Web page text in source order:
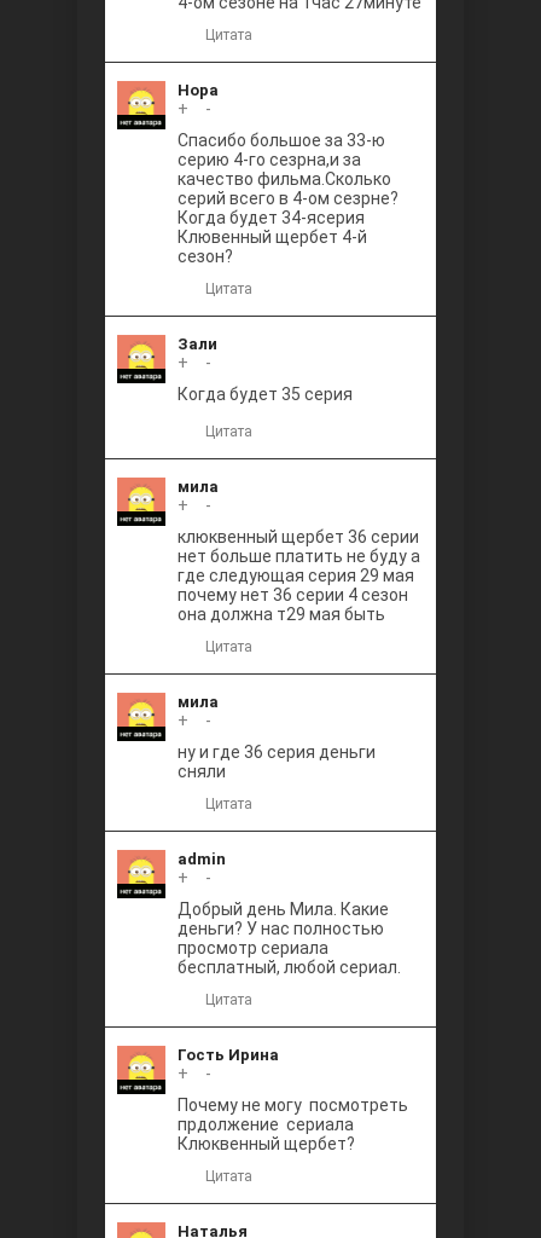
Цитата
Нора
+
-
Спасибо большое за 33-ю
серию 4-го сезрна,и за
качество фильма.Сколько
серий всего в 4-ом сезрне?
Когда будет 34-ясерия
Клювенный щербет 4-й
сезон?
Цитата
Зали
+
-
Когда будет 35 серия
Цитата
мила
+
-
клюквенный щербет 36 серии
нет больше платить не буду а
где следующая серия 29 мая
почему нет 36 серии 4 сезон
она должна т29 мая быть
Цитата
мила
+
-
ну и где 36 серия деньги
сняли
Цитата
admin
+
-
Добрый день Мила. Какие
деньги? У нас полностью
просмотр сериала
бесплатный, любой сериал.
Цитата
Гость Ирина
+
-
Почему не могу посмотреть
прдолжение сериала
Клюквенный щербет?
Цитата
Наталья